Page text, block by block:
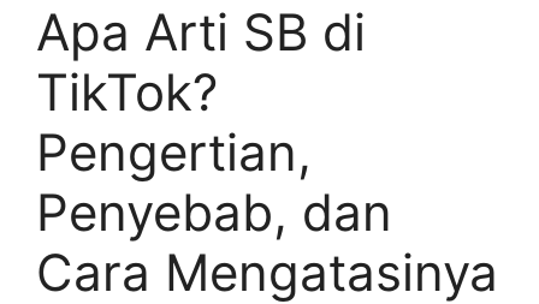
Apa Arti SB di
TikTok?
Pengertian,
Penyebab, dan
Cara Mengatasinya